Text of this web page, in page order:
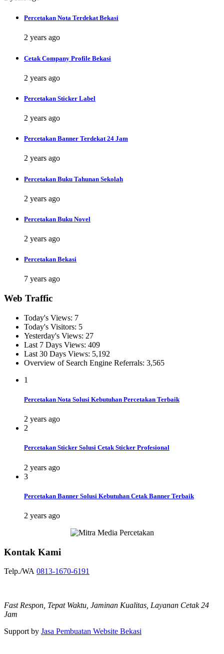
Percetakan Nota Terdekat Bekasi
2 years ago
Cetak Company Profile Bekasi
2 years ago
Percetakan Sticker Label
2 years ago
Percetakan Banner Terdekat 24 Jam
2 years ago
Percetakan Buku Tahunan Sekolah
2 years ago
Percetakan Buku Novel
2 years ago
Percetakan Bekasi
7 years ago
Web Traffic
Today's Views: 7
Today's Visitors: 5
Yesterday's Views: 27
Last 7 Days Views: 409
Last 30 Days Views: 5,192
Overview of Search Engine Referrals: 3,565
1
Percetakan Nota Solusi Kebutuhan Percetakan Terbaik
2 years ago
2
Percetakan Sticker Solusi Cetak Sticker Profesional
2 years ago
3
Percetakan Banner Solusi Kebutuhan Cetak Banner Terbaik
2 years ago
Kontak Kami
Telp./WA 0813-1670-6191
Fast Respon, Tepat Waktu, Jaminan Kualitas, Layanan Cetak 24
Jam
Support by Jasa Pembuatan Website Bekasi